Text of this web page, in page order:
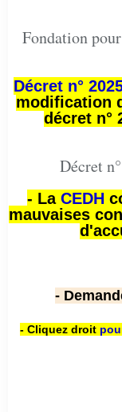
Fondation
Décret n°
modification
décret n°
Décret
- La CEDH
mauvaises
-
- Cliquez droit